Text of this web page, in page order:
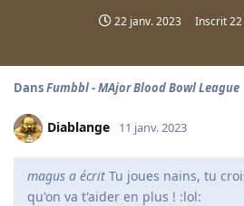
22 janv. 2023 Inscrit
DansFumbbl - MAjor Blood Bowl League
Diablange 11 janv. 2023
magus a écrit Tu joues nains, tu
qu'on va t'aider en plus ! :lol: